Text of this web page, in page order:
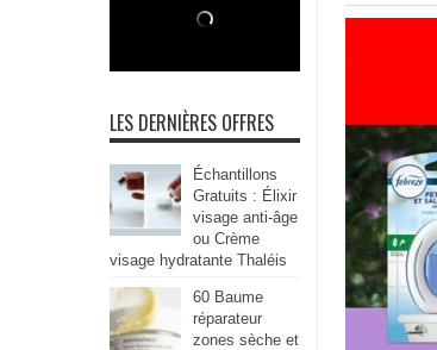
LES DERNIÈRES OFFRES
Échantillons
Gratuits : Élixir
visage anti-âge
ou Crème
visage hydratante Thaléis
60 Baume
réparateur
zones sèche et